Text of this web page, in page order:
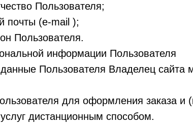
Пользователя;
почты (e-mail );
Пользователя.
информации Пользователя
Пользователя Владелец сайта
для оформления заказа и
дистанционным способом.